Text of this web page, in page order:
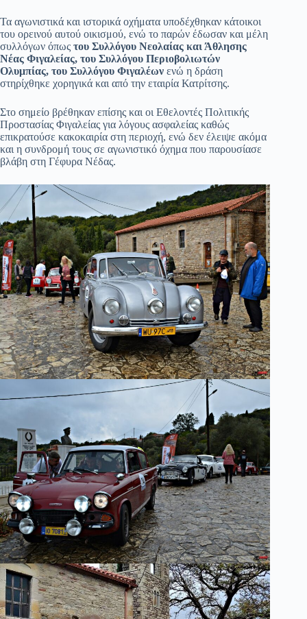
Τα αγωνιστικά και ιστορικά οχήματα υποδέχθηκαν κάτοικοι
του ορεινού αυτού οικισμού, ενώ το παρών έδωσαν και μέλη
συλλόγων όπως του Συλλόγου Νεολαίας και Άθλησης
Νέας Φιγαλείας, του Συλλόγου Περιοβολιωτών
Ολυμπίας, του Συλλόγου Φιγαλέων ενώ η δράση
στηρίχθηκε χορηγικά και από την εταιρία Κατρίτσης.
Στο σημείο βρέθηκαν επίσης και οι Εθελοντές Πολιτικής
Προστασίας Φιγαλείας για λόγους ασφαλείας καθώς
επικρατούσε κακοκαιρία στη περιοχή, ενώ δεν έλειψε ακόμα
και η συνδρομή τους σε αγωνιστικό όχημα που παρουσίασε
βλάβη στη Γέφυρα Νέδας.